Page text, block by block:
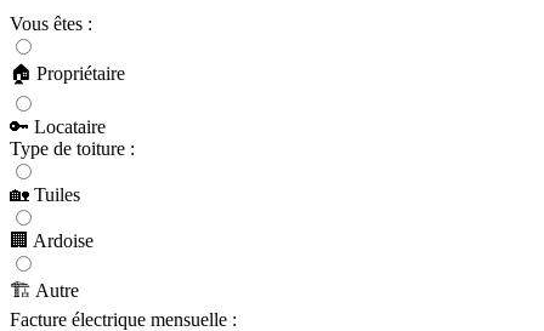
Vous êtes :
🏠 Propriétaire
🔑 Locataire
Type de toiture :
🏡 Tuiles
🏢 Ardoise
🏗️ Autre
Facture électrique mensuelle :